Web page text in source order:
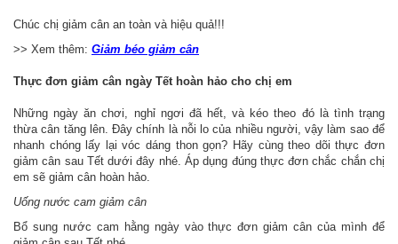
Chúc chị giảm cân an toàn và hiệu quả!!!
>> Xem thêm: Giảm béo giảm cân
Thực đơn giảm cân ngày Tết hoàn hảo cho chị em
Những ngày ăn chơi, nghỉ ngơi đã hết, và kéo theo đó là tình trạng
thừa cân tăng lên. Đây chính là nỗi lo của nhiều người, vậy làm sao để
nhanh chóng lấy lại vóc dáng thon gọn? Hãy cùng theo dõi thực đơn
giảm cân sau Tết dưới đây nhé. Áp dụng đúng thực đơn chắc chắn chị
em sẽ giảm cân hoàn hảo.
Uống nước cam giảm cân
Bổ sung nước cam hằng ngày vào thực đơn giảm cân của mình để